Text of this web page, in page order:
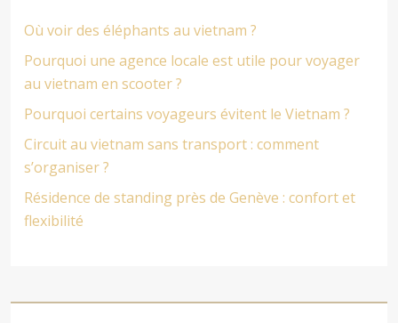
Où voir des éléphants au vietnam ?
Pourquoi une agence locale est utile pour voyager
au vietnam en scooter ?
Pourquoi certains voyageurs évitent le Vietnam ?
Circuit au vietnam sans transport : comment
s’organiser ?
Résidence de standing près de Genève : confort et
flexibilité